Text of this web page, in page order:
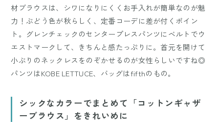
材ブラウスは、シワになりにくくお手入れが簡単なのが魅
力！ぶどう色が秋らしく、定番コーデに差が付くポイン
ト。グレンチェックのセンタープレスパンツにベルトでウ
エストマークして、きちんと感たっぷりに。首元を開けて
小ぶりのネックレスをのぞかせるのが女性らしいですね◎
パンツはKOBE LETTUCE、バッグはfifthのもの。
シックなカラーでまとめて「コットンギャザ
ーブラウス」をきれいめに